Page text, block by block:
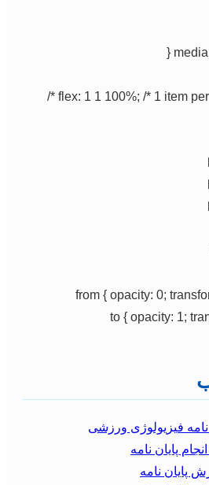
flex: 1 1 100%; /* 1 item
from { opacity: 0;
to { opacity: 1;
نامه فیزیولوژی ورزشی
پایان نامه
پایان نامه